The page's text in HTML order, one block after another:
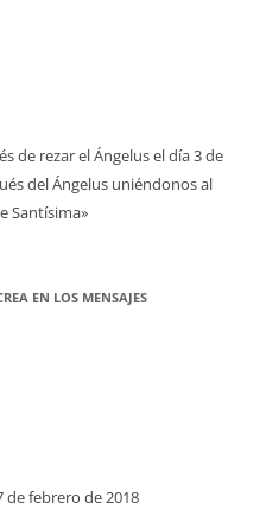
de rezar el Ángelus el día 3 de
del Ángelus uniéndonos al
Santísima»
EN LOS MENSAJES
de febrero de 2018